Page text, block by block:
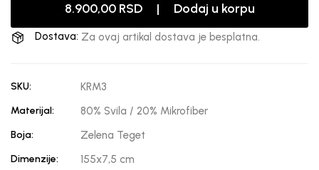
8.900,00 RSD | Dodaj u korpu
Dostava: Za ovaj artikal dostava je besplatna.
SKU: KRM3
Materijal: 80% Svila / 20% Mikrofiber
Boja: Zelena Teget
Dimenzije: 155x7,5 cm